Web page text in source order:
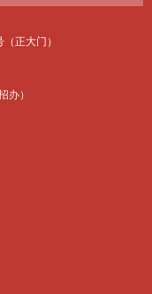
正大门）
办）